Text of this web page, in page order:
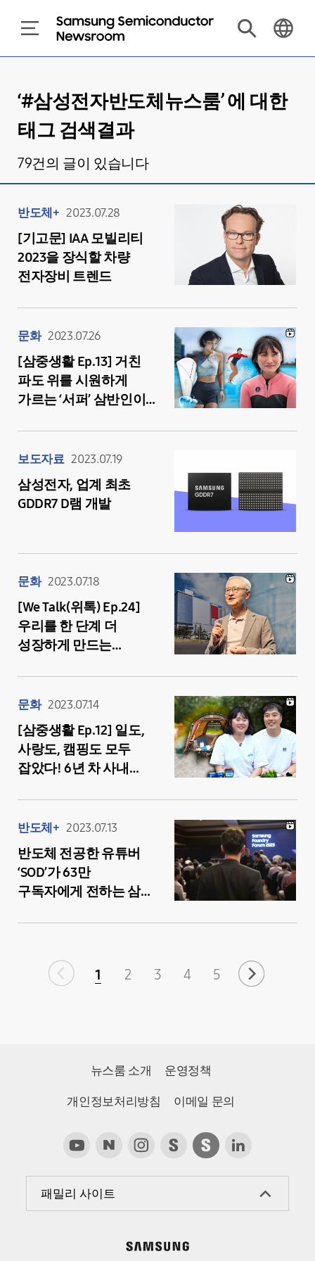
‘#삼성전자반도체뉴스룸’ 에 대한
태그 검색결과
79건의 글이 있습니다
반도체+ 2023.07.28
[기고문] IAA 모빌리티
2023을 장식할 차량
전자장비 트렌드
문화 2023.07.26
[삼중생활 Ep.13] 거친
파도 위를 시원하게
가르는 ‘서퍼’ 삼반인이
보도자료 2023.07.19
삼성전자, 업계 최초
GDDR7 D램 개발
문화 2023.07.18
[We Talk(위톡) Ep.24]
우리를 한 단계 더
성장하게 만드는
문화 2023.07.14
[삼중생활 Ep.12] 일도,
사랑도, 캠핑도 모두
잡았다! 6년 차 사내
반도체+ 2023.07.13
반도체 전공한 유튜버
‘SOD’가 63만
구독자에게 전하는 삼성
1 2 3 4 5
뉴스룸 소개 운영정책
개인정보처리방침 이메일 문의
패밀리 사이트